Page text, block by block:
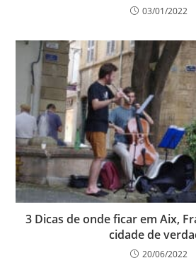
03/01/2022
3 Dicas de onde ficar em Aix,
cidade de
20/06/2022